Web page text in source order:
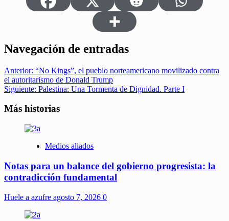
Navegación de entradas
Anterior: “No Kings”, el pueblo norteamericano movilizado contra
el autoritarismo de Donald Trump
Siguiente: Palestina: Una Tormenta de Dignidad. Parte I
Más historias
Medios aliados
Notas para un balance del gobierno progresista: la
contradicción fundamental
Huele a azufre agosto 7, 2026 0